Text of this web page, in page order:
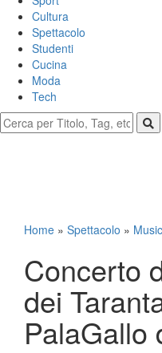
Cultura
Spettacolo
Studenti
Cucina
Moda
Tech
Home » Spettacolo »
Concerto
dei
PalaGallo